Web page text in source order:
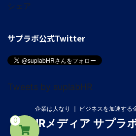
シェア
サプラボ公式Twitter
Tweets by suplabHR
企業は人なり ｜ ビジネスを加速する
HRメディア サプラ
0